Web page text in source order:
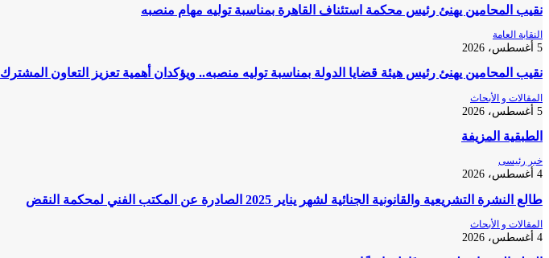
نقيب المحامين يهنئ رئيس محكمة استئناف القاهرة بمناسبة توليه مهام منصبه
النقابة العامة
5 أغسطس، 2026
نقيب المحامين يهنئ رئيس هيئة قضايا الدولة بمناسبة توليه منصبه.. ويؤكدان أهمية تعزيز التعاون المشترك
المقالات و الأبحاث
5 أغسطس، 2026
الطبقية المزيفة
خبر رئيسى
4 أغسطس، 2026
طالع النشرة التشريعية والقانونية الجنائية لشهر يناير 2025 الصادرة عن المكتب الفني لمحكمة النقض
المقالات و الأبحاث
4 أغسطس، 2026